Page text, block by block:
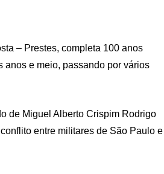
– Prestes, completa 100 anos
anos e meio, passando por vários
de Miguel Alberto Crispim Rodrigo
entre militares de São Paulo e